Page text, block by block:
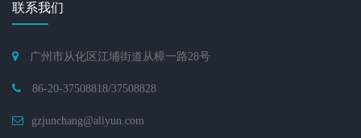
联系我们
广州市从化区江埔街道从樟一路28号
86-20-37508818/37508828
gzjunchang@aliyun.com